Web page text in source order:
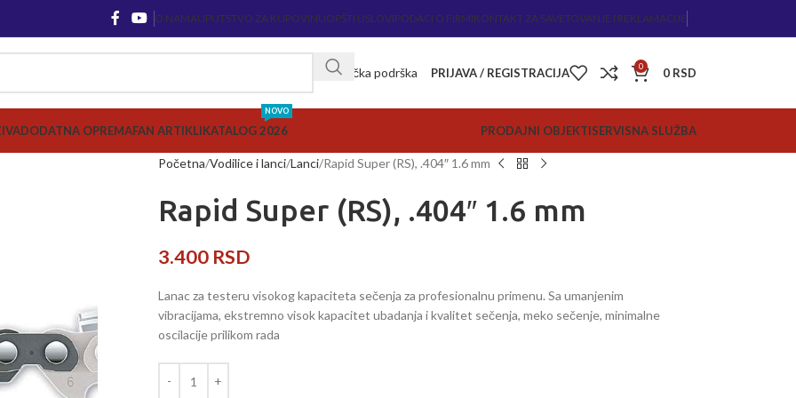
O NAMAUPUTSTVO ZA KUPOVINUOPŠTI USLOVIPODACI O FIRMIKONTAKT ZA SAVETOVANJE I REKLAMACIJE
Korisnička podrška PRIJAVA / REGISTRACIJA 0 0 RSD
DODATNA OPREMAFAN ARTIKLIKATALOG 2026
NOVO
PRODAJNI OBJEKTISERVISNA SLUŽBA
Početna Vodilice i lanci Lanci Rapid Super (RS), .404″ 1.6 mm
Rapid Super (RS), .404″ 1.6 mm
3.400 RSD
Lanac za testeru visokog kapaciteta sečenja za profesionalnu primenu. Sa umanjenim
vibracijama, ekstremno visok kapacitet ubadanja i kvalitet sečenja, meko sečenje, minimalne
oscilacije prilikom rada